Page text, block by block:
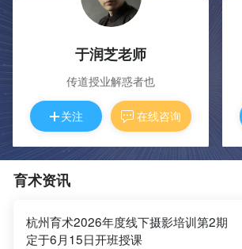
于润芝老师
传道授业解惑者也
关注 在线咨询
育术资讯
杭州育术2026年度线下摄影培训第2期
定于6月15日开班授课